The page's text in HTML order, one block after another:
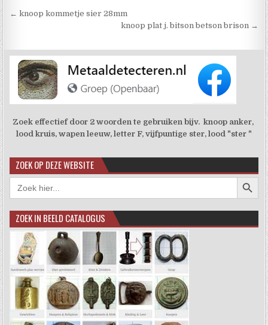
Berichtnavigatie
← knoop kommetje sier 28mm
knoop plat j. bitson betson brison →
Zoek effectief door 2 woorden te gebruiken bijv. knoop anker,
lood kruis, wapen leeuw, letter F, vijfpuntige ster, lood "ster "
ZOEK OP DEZE WEBSITE
Zoek
naar:
ZOEK IN BEELD CATALOGUS